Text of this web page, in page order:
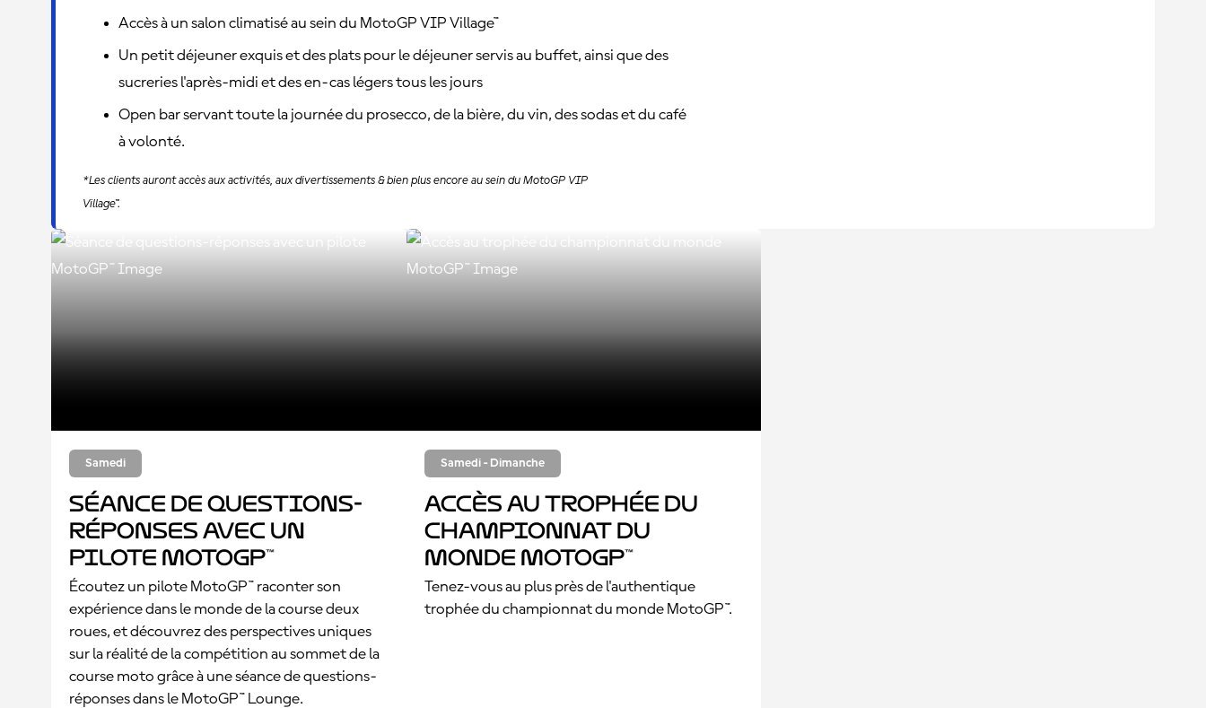
Accès à un salon climatisé au sein du MotoGP VIP Village™
Un petit déjeuner exquis et des plats pour le déjeuner servis au buffet, ainsi que des
sucreries l'après-midi et des en-cas légers tous les jours
Open bar servant toute la journée du prosecco, de la bière, du vin, des sodas et du café
à volonté.
*Les clients auront accès aux activités, aux divertissements & bien plus encore au sein du MotoGP VIP
Village™.
Samedi
Séance de questions-
réponses avec un
pilote MotoGP™
Écoutez un pilote MotoGP™ raconter son
expérience dans le monde de la course deux
roues, et découvrez des perspectives uniques
sur la réalité de la compétition au sommet de la
course moto grâce à une séance de questions-
réponses dans le MotoGP™ Lounge.
Samedi - Dimanche
Accès au trophée du
championnat du
monde MotoGP™
Tenez-vous au plus près de l'authentique
trophée du championnat du monde MotoGP™.